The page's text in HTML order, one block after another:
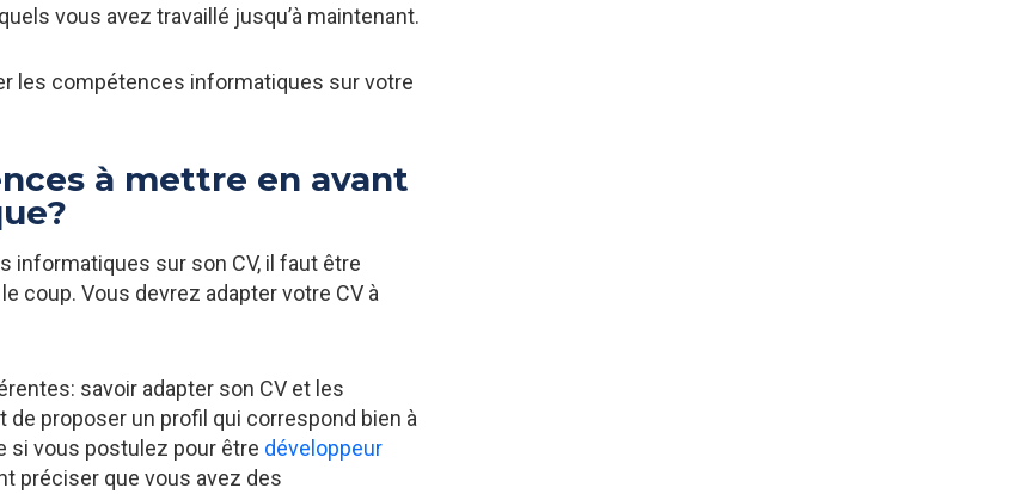
vous avez travaillé jusqu’à maintenant.
les compétences informatiques sur votre
à mettre en avant
informatiques sur son CV, il faut être
coup. Vous devrez adapter votre CV à
savoir adapter son CV et les
proposer un profil qui correspond bien à
si vous postulez pour être développeur
préciser que vous avez des